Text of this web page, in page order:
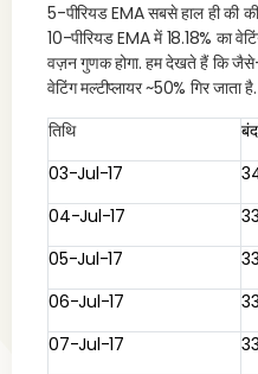
5-पीरियड EMA सबसे हाल ही की
10-पीरियड EMA में 18.18% का
वज़न गुणक होगा. हम देखते हैं कि
वेटिंग मल्टीप्लायर ~50% गिर जाता है.
तिथि
03-Jul-17
04-Jul-17
05-Jul-17
06-Jul-17
07-Jul-17